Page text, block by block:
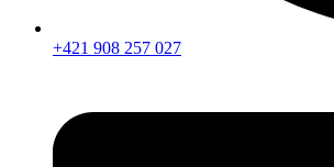
+421 908 257 027